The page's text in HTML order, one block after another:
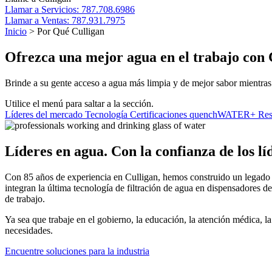
Llamar a Servicios: 787.708.6986
Llamar a Ventas: 787.931.7975
Inicio > Por Qué Culligan
Ofrezca una mejor agua en el trabajo con
Brinde a su gente acceso a agua más limpia y de mejor sabor
Utilice el menú para saltar a la sección.
Líderes del mercado Tecnología Certificaciones quenchWATER+
Líderes en agua. Con la confianza de los
Con 85 años de experiencia en Culligan, hemos construido un
integran la última tecnología de filtración de agua en dispensadores
de trabajo.
Ya sea que trabaje en el gobierno, la educación, la atención médica,
necesidades.
Encuentre soluciones para la industria